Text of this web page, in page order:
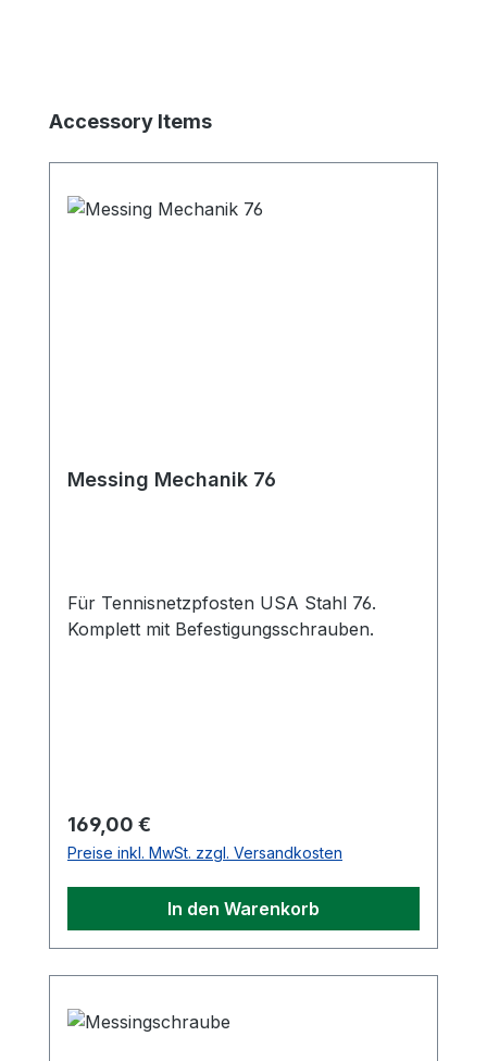
Produktgalerie überspringen
Accessory Items
Messing Mechanik 76
Für Tennisnetzpfosten USA Stahl 76.
Komplett mit Befestigungsschrauben.
Regulärer Preis:
169,00 €
Preise inkl. MwSt. zzgl. Versandkosten
In den Warenkorb